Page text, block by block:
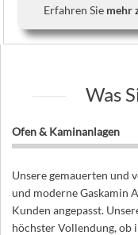
Erfahren Sie mehr
Was
Ofen & Kaminanlagen
Unsere gemauerten und
und moderne Gaskamin
Kunden angepasst.
höchster Vollendung, ob